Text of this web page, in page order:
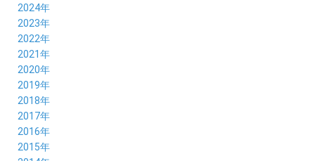
12月 (10)
11月 (8)
10月 (8)
09月 (8)
08月 (9)
07月 (7)
06月 (9)
05月 (8)
04月 (8)
03月 (9)
02月 (8)
2024年
12月 (8)
11月 (9)
10月 (8)
09月 (9)
08月 (7)
07月 (8)
06月 (8)
05月 (8)
04月 (8)
03月 (8)
2023年
12月 (8)
11月 (8)
10月 (8)
09月 (8)
08月 (9)
07月 (9)
06月 (8)
05月 (9)
04月 (9)
2022年
12月 (9)
11月 (5)
10月 (4)
09月 (5)
08月 (4)
07月 (4)
06月 (5)
05月 (5)
2021年
12月 (6)
11月 (4)
10月 (3)
09月 (7)
08月 (5)
07月 (4)
06月 (6)
2020年
12月 (3)
11月 (6)
10月 (7)
09月 (7)
08月 (5)
07月 (5)
2019年
12月 (9)
11月 (5)
10月 (7)
09月 (11)
08月 (6)
2018年
12月 (6)
11月 (7)
10月 (6)
09月 (8)
2017年
12月 (6)
11月 (4)
10月 (5)
2016年
12月 (7)
2015年